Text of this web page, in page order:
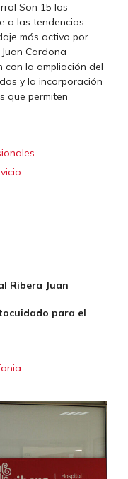
Son 15 los
a las tendencias
más activo por
Cardona
con la ampliación del
y la incorporación
que permiten
Ribera Juan
para el